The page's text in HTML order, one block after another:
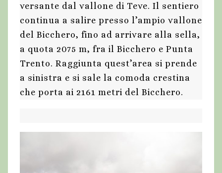
versante dal vallone di Teve. Il sentiero
continua a salire presso l’ampio vallone
del Bicchero, fino ad arrivare alla sella,
a quota 2075 m, fra il Bicchero e Punta
Trento. Raggiunta quest’area si prende
a sinistra e si sale la comoda crestina
che porta ai 2161 metri del Bicchero.